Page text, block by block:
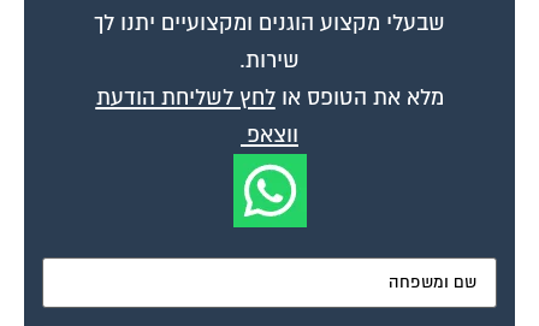
שבעלי מקצוע הוגנים ומקצועיים יתנו לך
שירות.
מלא את הטופס אולחץ לשליחת הודעת
ווצאפ